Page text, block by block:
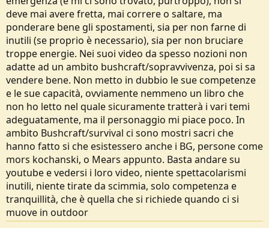
deve mai avere fretta, mai correre o saltare, ma
ponderare bene gli spostamenti, sia per non farne di
inutili (se proprio è necessario), sia per non bruciare
troppe energie. Nei suoi video da spesso nozioni non
adatte ad un ambito bushcraft/sopravvivenza, poi si sa
vendere bene. Non metto in dubbio le sue competenze
e le sue capacità, ovviamente nemmeno un libro che
non ho letto nel quale sicuramente tratterà i vari temi
adeguatamente, ma il personaggio mi piace poco. In
ambito Bushcraft/survival ci sono mostri sacri che
hanno fatto si che esistessero anche i BG, persone come
mors kochanski, o Mears appunto. Basta andare su
youtube e vedersi i loro video, niente spettacolarismi
inutili, niente tirate da scimmia, solo competenza e
tranquillità, che è quella che si richiede quando ci si
muove in outdoor